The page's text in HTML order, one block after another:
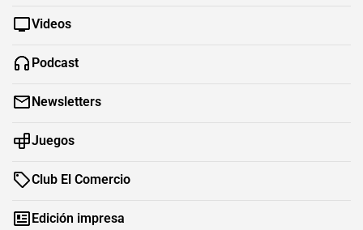
Videos
Podcast
Newsletters
Juegos
Club El Comercio
Edición impresa